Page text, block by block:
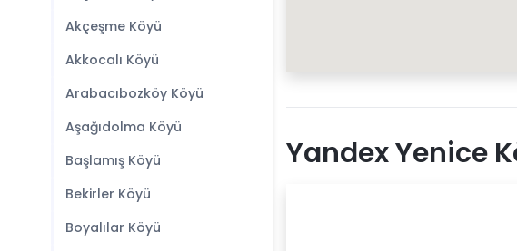
Akçeşme Köyü
Akkocalı Köyü
Arabacıbozköy Köyü
Aşağıdolma Köyü
Başlamış Köyü
Bekirler Köyü
Boyalılar Köyü
Yandex Yenice